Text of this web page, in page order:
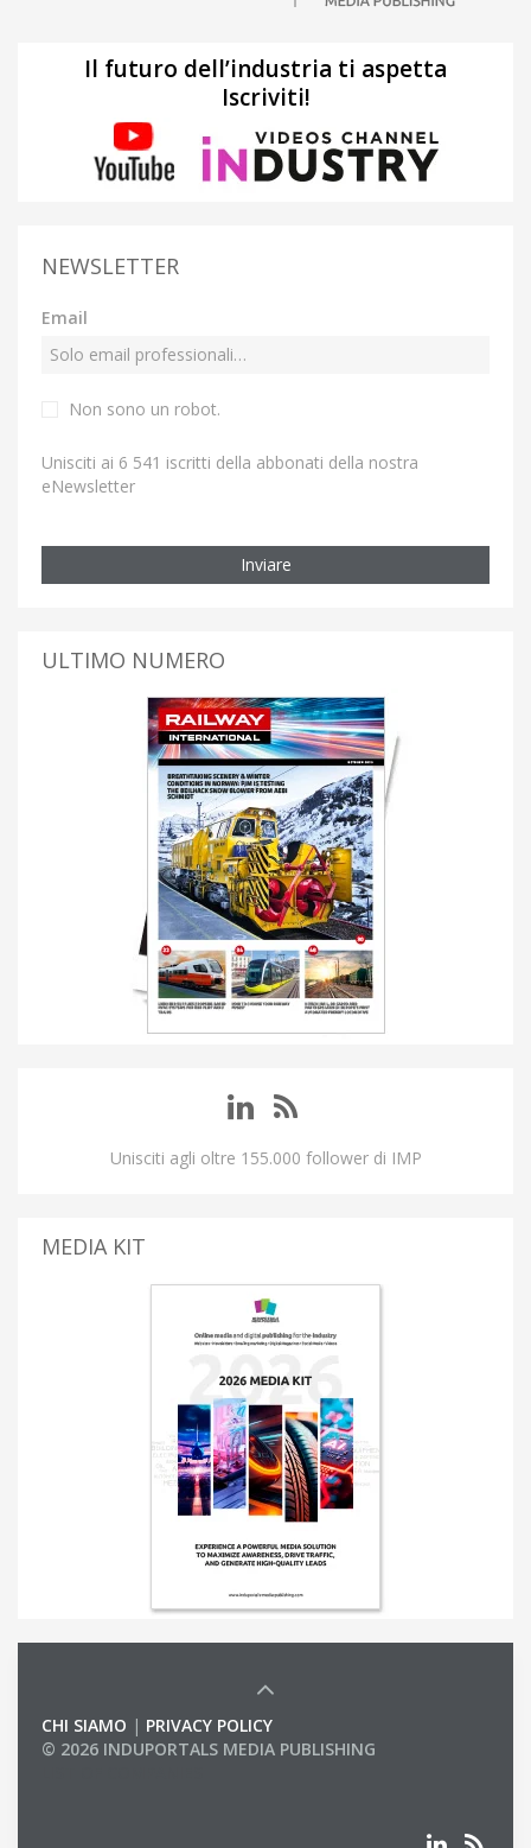
Il futuro dell’industria ti aspetta
Iscriviti!
NEWSLETTER
Email
Non sono un robot.
Unisciti ai 6 541 iscritti della abbonati della nostra
eNewsletter
Inviare
ULTIMO NUMERO
Unisciti agli oltre 155.000 follower di IMP
MEDIA KIT
CHI SIAMO | PRIVACY POLICY
© 2026 INDUPORTALS MEDIA PUBLISHING